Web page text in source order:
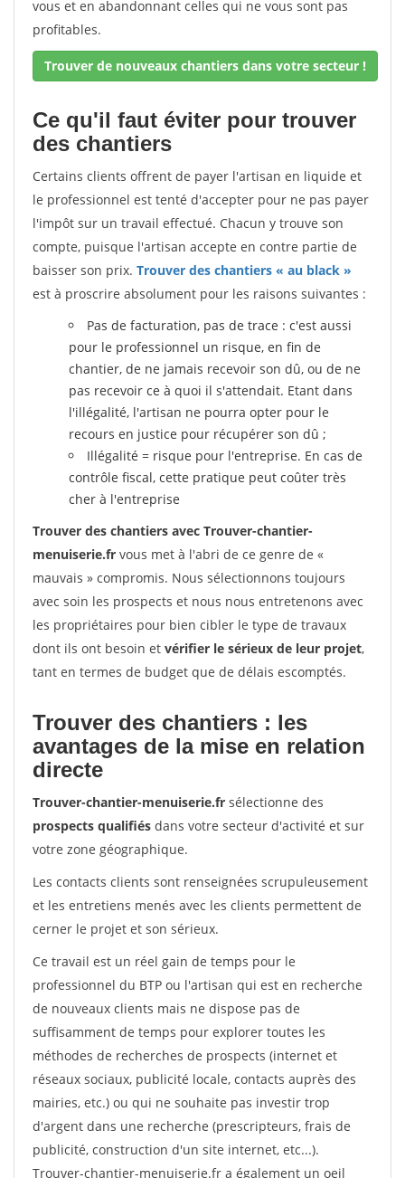
vous et en abandonnant celles qui ne vous sont pas
profitables.
Trouver de nouveaux chantiers dans votre secteur !
Ce qu'il faut éviter pour trouver
des chantiers
Certains clients offrent de payer l'artisan en liquide et
le professionnel est tenté d'accepter pour ne pas payer
l'impôt sur un travail effectué. Chacun y trouve son
compte, puisque l'artisan accepte en contre partie de
baisser son prix. Trouver des chantiers « au black »
est à proscrire absolument pour les raisons suivantes :
Pas de facturation, pas de trace : c'est aussi
pour le professionnel un risque, en fin de
chantier, de ne jamais recevoir son dû, ou de ne
pas recevoir ce à quoi il s'attendait. Etant dans
l'illégalité, l'artisan ne pourra opter pour le
recours en justice pour récupérer son dû ;
Illégalité = risque pour l'entreprise. En cas de
contrôle fiscal, cette pratique peut coûter très
cher à l'entreprise
Trouver des chantiers avec Trouver-chantier-
menuiserie.fr vous met à l'abri de ce genre de «
mauvais » compromis. Nous sélectionnons toujours
avec soin les prospects et nous nous entretenons avec
les propriétaires pour bien cibler le type de travaux
dont ils ont besoin et vérifier le sérieux de leur projet,
tant en termes de budget que de délais escomptés.
Trouver des chantiers : les
avantages de la mise en relation
directe
Trouver-chantier-menuiserie.fr sélectionne des
prospects qualifiés dans votre secteur d'activité et sur
votre zone géographique.
Les contacts clients sont renseignées scrupuleusement
et les entretiens menés avec les clients permettent de
cerner le projet et son sérieux.
Ce travail est un réel gain de temps pour le
professionnel du BTP ou l'artisan qui est en recherche
de nouveaux clients mais ne dispose pas de
suffisamment de temps pour explorer toutes les
méthodes de recherches de prospects (internet et
réseaux sociaux, publicité locale, contacts auprès des
mairies, etc.) ou qui ne souhaite pas investir trop
d'argent dans une recherche (prescripteurs, frais de
publicité, construction d'un site internet, etc...).
Trouver-chantier-menuiserie.fr a également un oeil